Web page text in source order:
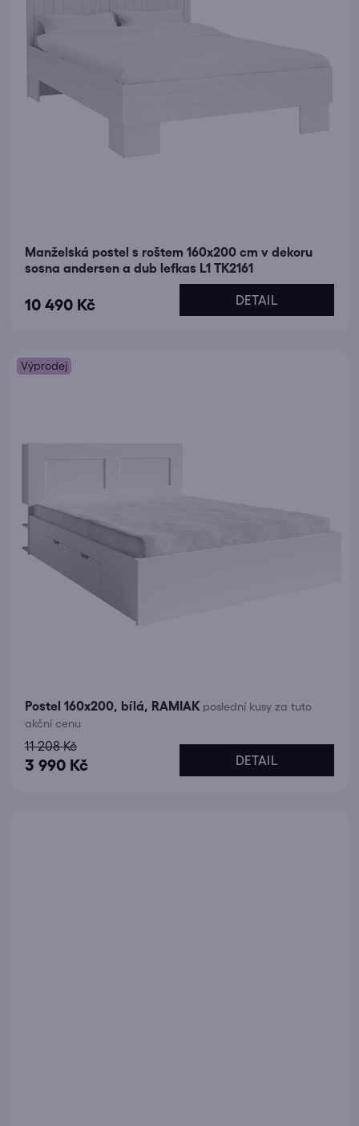
Manželská postel s roštem 160x200 cm v dekoru
sosna andersen a dub lefkas L1 TK2161
10 490 Kč DETAIL
Výprodej
Postel 160x200, bílá, RAMIAK poslední kusy za tuto
akční cenu
3 990 Kč
11 208 Kč
DETAIL